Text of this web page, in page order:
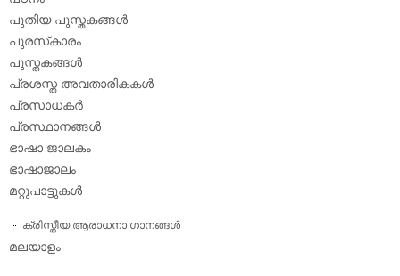
പുതിയ പുസ്തകങ്ങള്‍
പുരസ്‌കാരം
പുസ്തകങ്ങള്‍
പ്രശസ്ത അവതാരികകള്‍
പ്രസാധകര്‍
പ്രസ്ഥാനങ്ങള്‍
ഭാഷാ ജാലകം
ഭാഷാജാലം
മറ്റുപാട്ടുകള്‍
ക്രിസ്തീയ ആരാധനാ ഗാനങ്ങള്‍
മലയാളം